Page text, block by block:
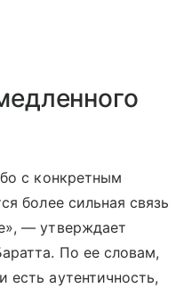
с конкретным
более сильная связь
— утверждает
По ее словам,
аутентичность,